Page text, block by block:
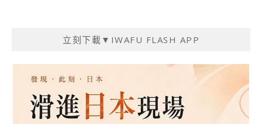
立刻下載▼IWAFU FLASH APP